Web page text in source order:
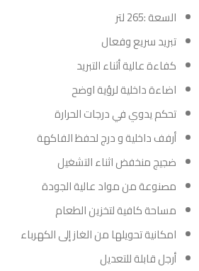
السعة :265 لتر
تبريد سريع وفعال
كفاءة عالية أثناء التبريد
اضاءة داخلية لرؤية اوضح
تحكم يدوي في درجات الحرارة
أرفف داخلية و درج لحفظ الفاكهة
ضجيج منخفض اثناء التشغيل
مصنوعة من مواد عالية الجودة
مساحة كافية لتخزين الطعام
امكانية تحويلها من الغاز إلى الكهرباء
أرجل قابلة للتعديل